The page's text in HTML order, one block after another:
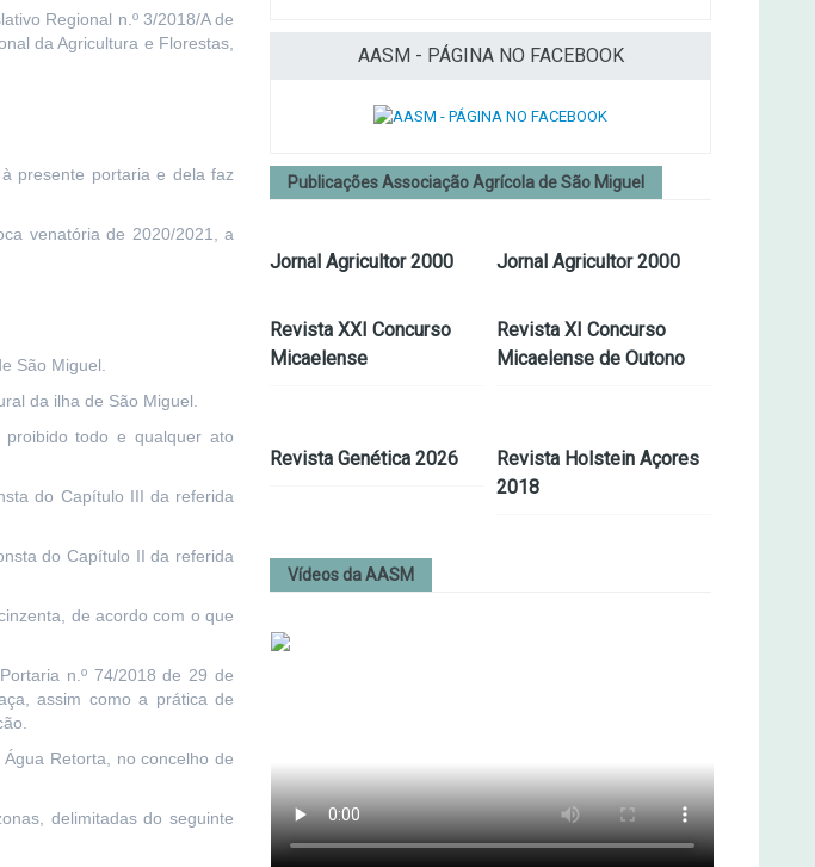
Regional n.º 3/2018/A de
da Agricultura e Florestas,
presente portaria e dela faz
venatória de 2020/2021, a
São Miguel.
da ilha de São Miguel.
todo e qualquer ato
do Capítulo III da referida
do Capítulo II da referida
de acordo com o que
n.º 74/2018 de 29 de
assim como a prática de
Retorta, no concelho de
delimitadas do seguinte
AASM - PÁGINA NO FACEBOOK
Publicações Associação Agrícola de São Miguel
Jornal Agricultor 2000 Jornal Agricultor 2000
Revista XXI Concurso
Micaelense
Revista XI Concurso
Micaelense de Outono
Revista Genética 2026
Revista Holstein Açores
2018
Vídeos da AASM